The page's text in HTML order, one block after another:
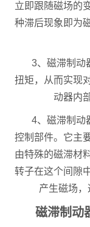
立即跟随磁场的
种滞后现象即为
3、磁滞制动
扭矩，从而实现
动器内
4、磁滞制动
控制部件。它主
由特殊的磁滞材
转子在这个间隙
产生磁场，
磁滞制动